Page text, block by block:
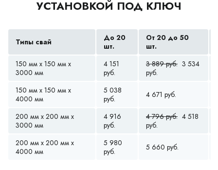
УСТАНОВКОЙ ПОД КЛЮЧ
Типы свай
До 20
шт.
От 20 до 50
шт.
150 мм x 150 мм x
3000 мм
4 151
руб.
3 889 руб. 3 534
руб.
150 мм x 150 мм x
4000 мм
5 038
руб.
4 671 руб.
200 мм x 200 мм x
3000 мм
4 916
руб.
4 796 руб. 4 518
руб.
200 мм x 200 мм x
4000 мм
5 980
руб.
5 660 руб.